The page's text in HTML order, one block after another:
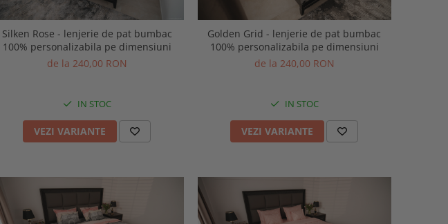
Silken Rose - lenjerie de pat bumbac
100% personalizabila pe dimensiuni
de la 240,00 RON
IN STOC
VEZI VARIANTE
Golden Grid - lenjerie de pat bumbac
100% personalizabila pe dimensiuni
de la 240,00 RON
IN STOC
VEZI VARIANTE